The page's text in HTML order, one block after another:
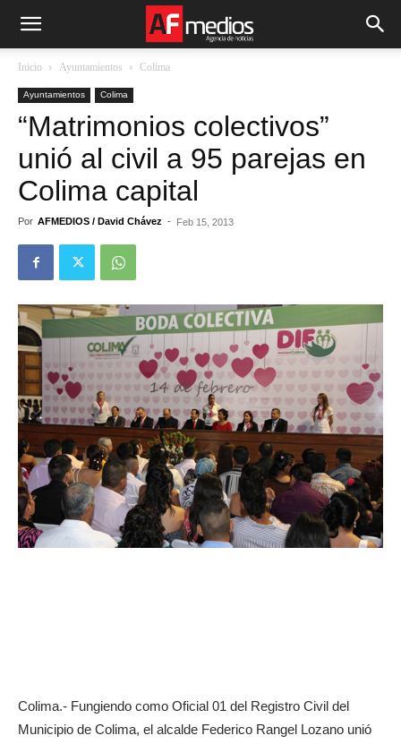
Inicio Ayuntamientos Colima
Ayuntamientos Colima
“Matrimonios colectivos”
unió al civil a 95 parejas en
Colima capital
Por AFMEDIOS / David Chávez - Feb 15, 2013
Colima.- Fungiendo como Oficial 01 del Registro Civil del
Municipio de Colima, el alcalde Federico Rangel Lozano unió